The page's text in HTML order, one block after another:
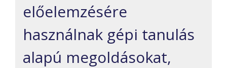
előelemzésére
használnak gépi tanulás
alapú megoldásokat,